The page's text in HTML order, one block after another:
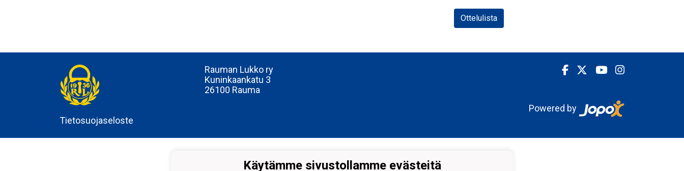
Ottelulista
Tietosuojaseloste
Rauman Lukko ry
Kuninkaankatu 3
26100 Rauma
Powered by
Käytämme sivustollamme evästeitä